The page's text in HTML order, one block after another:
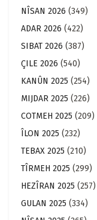
NÎSAN 2026 (349)
ADAR 2026 (422)
SIBAT 2026 (387)
ÇILE 2026 (540)
KANÛN 2025 (254)
MIJDAR 2025 (226)
COTMEH 2025 (209)
ÎLON 2025 (232)
TEBAX 2025 (210)
TÎRMEH 2025 (299)
HEZÎRAN 2025 (257)
GULAN 2025 (334)